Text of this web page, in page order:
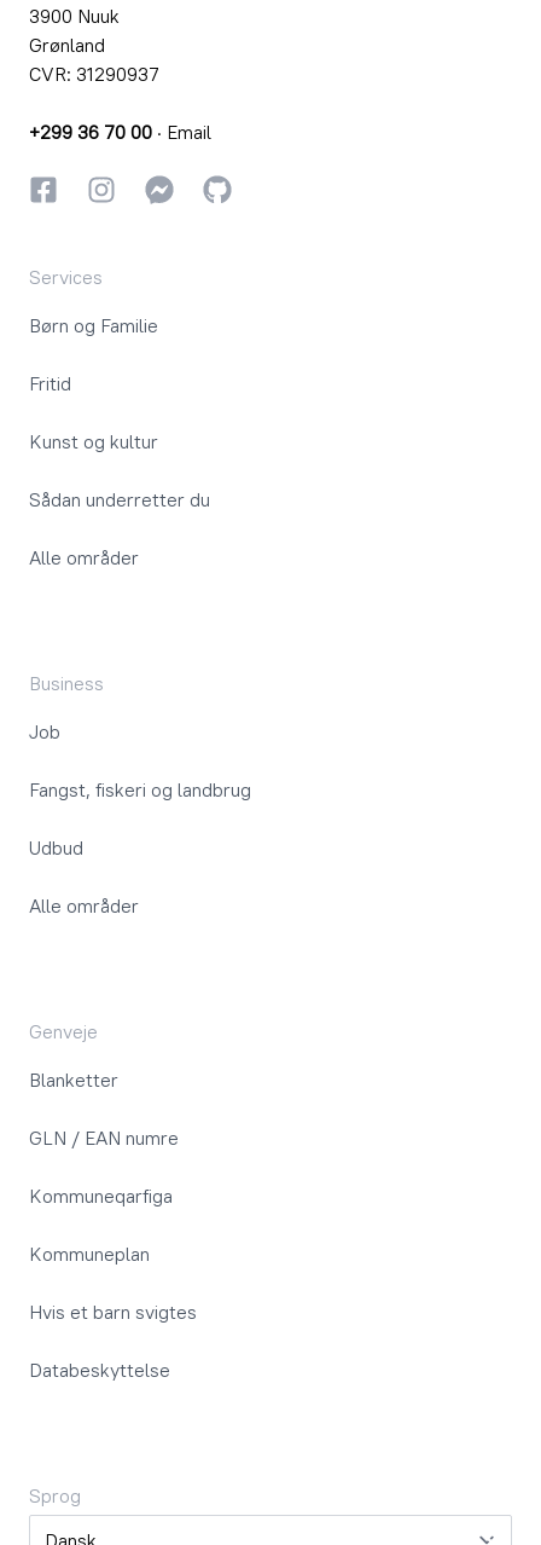
3900 Nuuk
Grønland
CVR: 31290937
+299 36 70 00 · Email
FacebookInstagramInstagram
GitHub
Services
Børn og Familie
Fritid
Kunst og kultur
Sådan underretter du
Alle områder
Business
Job
Fangst, fiskeri og landbrug
Udbud
Alle områder
Genveje
Blanketter
GLN / EAN numre
Kommuneqarfiga
Kommuneplan
Hvis et barn svigtes
Databeskyttelse
Sprog
Sprog